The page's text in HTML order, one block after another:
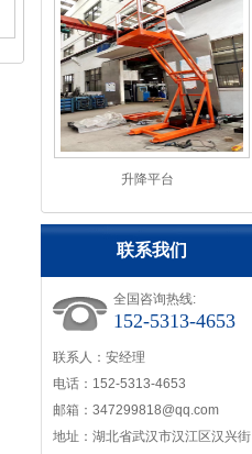
升降平台
联系我们
全国咨询热线:
152-5313-4653
联系人：安经理
电话：152-5313-4653
邮箱：347299818@qq.com
地址：湖北省武汉市汉江区汉兴街